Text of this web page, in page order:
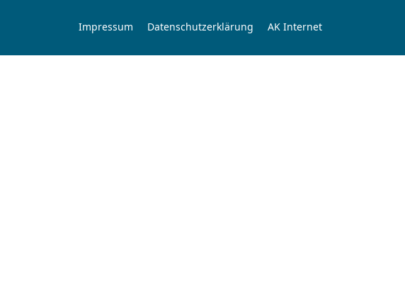
Impressum Datenschutzerklärung AK Internet